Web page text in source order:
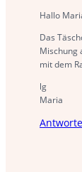
Hallo
Das
Mischung
mit dem
lg
Maria